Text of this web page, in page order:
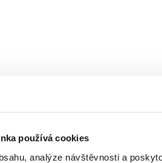
používá cookies
analýze návštěvnosti a